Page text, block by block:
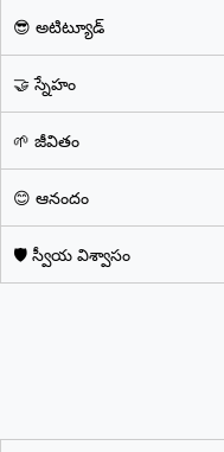
😎 అటిట్యూడ్
🤝 స్నేహం
🌱 జీవితం
😊 ఆనందం
🛡️ స్వీయ విశ్వాసం